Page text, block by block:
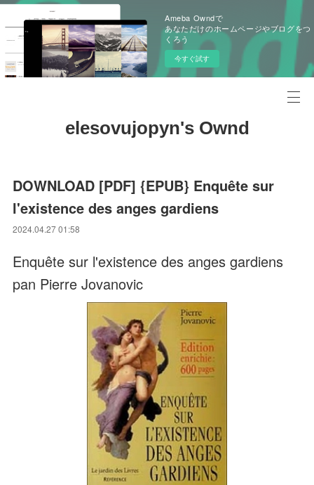
Ameba Owndで
あなただけのホームページやブログをつ
くろう
今すぐ試す
elesovujopyn's Ownd
DOWNLOAD [PDF] {EPUB} Enquête sur
l'existence des anges gardiens
2024.04.27 01:58
Enquête sur l'existence des anges gardiens
pan Pierre Jovanovic